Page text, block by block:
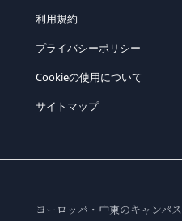
利用規約
プライバシーポリシー
Cookieの使用について
サイトマップ
ヨーロッパ・中東のキャンパス